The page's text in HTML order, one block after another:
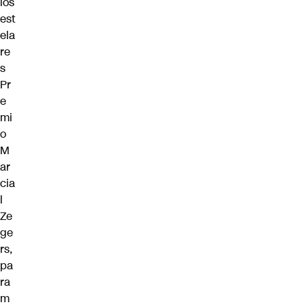
est
ela
re
s
Pr
e
mi
o
M
ar
cia
l
Ze
ge
rs,
pa
ra
m